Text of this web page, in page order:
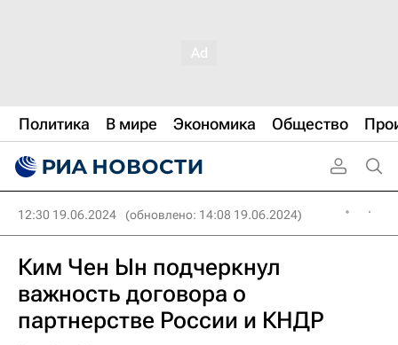
Политика В мире Экономика Общество
12:30 19.06.2024 (обновлено: 14:08 19.06.2024)
Ким Чен Ын подчеркнул
важность договора о
партнерстве России и КНДР